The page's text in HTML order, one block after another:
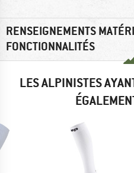
RENSEIGNEMENTS
FONCTIONNALITÉS
LES ALPINISTES